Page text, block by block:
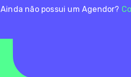
Ainda não possui um Agendor?